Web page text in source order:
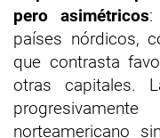
pero asimétricos:
países nórdicos,
que contrasta
otras capitales.
norteamericano